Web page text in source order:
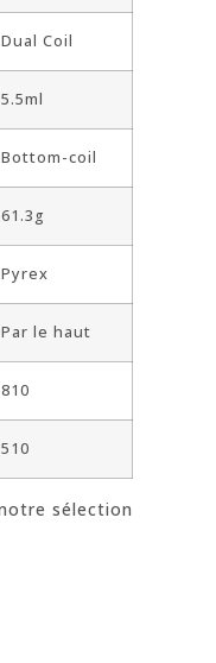
Dual Coil
5.5ml
Bottom-coil
61.3g
Pyrex
Par le haut
810
510
sélection